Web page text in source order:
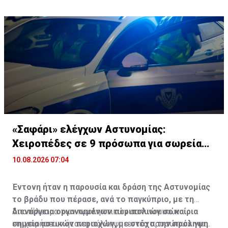
«Σαφάρι» ελέγχων Αστυνομίας:
Χειροπέδες σε 9 πρόσωπα για σωρεία
αδικημάτων
10.08.2026 07:04
Έντονη ήταν η παρουσία και δράση της Αστυνομίας
το βράδυ που πέρασε, ανά το παγκύπριο, με τη
διενέργεια οργανωμένων περιπολιών σε καίρια
σημεία αστικών περιοχών, με στόχο την πρόληψη
Αποτέλεσμα των προληπτικών αστυνομικών
επιχειρήσεων ήταν η σύλληψη εννέα προσώπων για